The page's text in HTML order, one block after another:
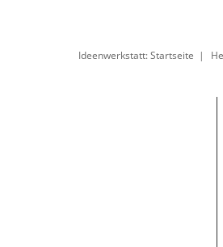
Ideenwerkstatt: Startseite